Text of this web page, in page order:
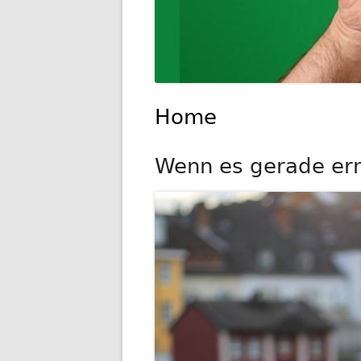
Home
Wenn es gerade